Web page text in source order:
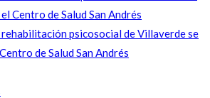
rehabilitación psicosocial de Villaverde se
de Salud San Andrés